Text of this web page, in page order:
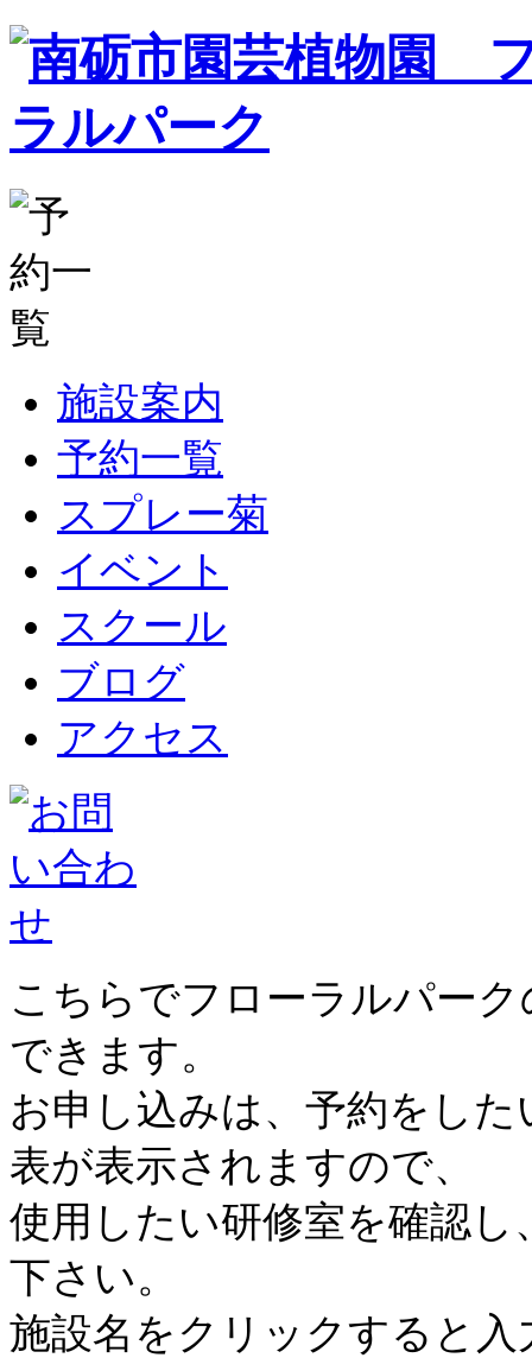
施設案内
予約一覧
スプレー菊
イベント
スクール
ブログ
アクセス
こちらでフローラルパー
できます。
お申し込みは、予約をし
表が表示されますので、
使用したい研修室を確認
下さい。
施設名をクリックすると